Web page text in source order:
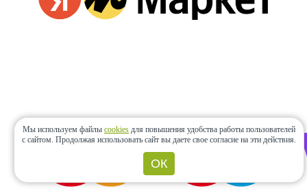
Мы используем файлы cookies для повышения удобства работы пользователей
с сайтом. Продолжая использовать сайт вы даете свое согласие на эти действия.
ОК